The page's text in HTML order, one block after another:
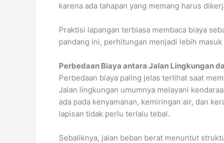
karena ada tahapan yang memang harus
Praktisi lapangan terbiasa membaca biaya
pandang ini, perhitungan menjadi lebih
Perbedaan Biaya antara Jalan Lingkungan
Perbedaan biaya paling jelas terlihat saat
Jalan lingkungan umumnya melayani
ada pada kenyamanan, kemiringan air, dan
lapisan tidak perlu terlalu tebal.
Sebaliknya, jalan beban berat menuntut